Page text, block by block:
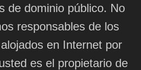
de dominio público. No
responsables de los
en Internet por
es el propietario de